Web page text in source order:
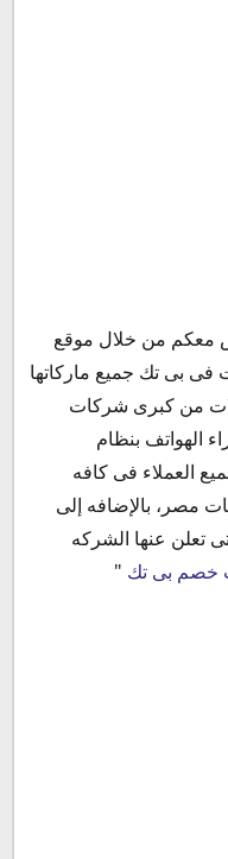
معكم من خلال موقع
فى بى تك جميع ماركاتها
من كبرى شركات
الهواتف بنظام
العملاء فى كافه
مصر، بالإضافه إلى
تعلن عنها الشركه
خصم بى تك "